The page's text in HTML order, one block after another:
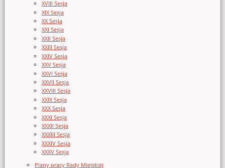
XVIII Sesja
XIX Sesja
XX Sesja
XXI Sesja
XXII Sesja
XXIII Sesja
XXIV Sesja
XXV Sesja
XXVI Sesja
XXVII Sesja
XXVIII Sesja
XXIX Sesja
XXX Sesja
XXXI Sesja
XXXII Sesja
XXXIII Sesja
XXXIV Sesja
XXXV Sesja
Plany pracy Rady Miejskiej